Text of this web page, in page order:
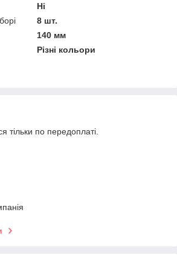
Ні
8 шт.
140 мм
Різні кольори
тільки по передоплаті.